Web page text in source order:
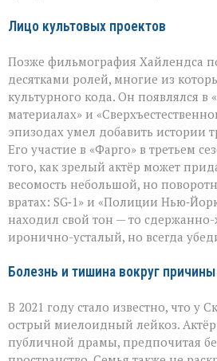
Лицо культовых проектов
Позже фильмография Хайлендса
десятками ролей, многие из
культурного кода. Он появлялся в
материалах» и
эпизодах умел добавить истории
Его участие в «Фарго» в третьем
того, как зрелый актёр может
весомость небольшой, но
вратах: SG‑1» и «Полиции
находил свой тон — то сдержанно-
иронично-усталый, но всегда
Болезнь и тишина вокруг
В 2021 году стало известно, что у
острый миелоидный лейкоз. Актёр
публичной драмы, предпочитая